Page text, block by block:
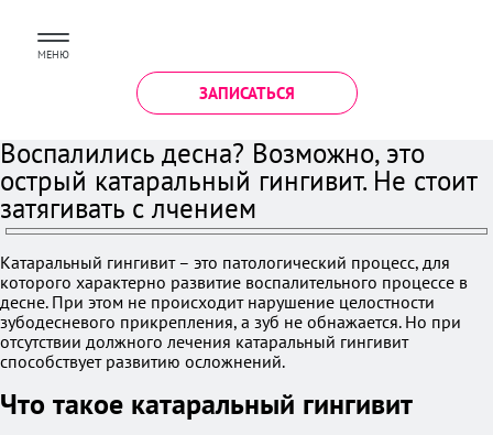
МЕНЮ
ЗАПИСАТЬСЯ
Воспалились десна? Возможно, это
острый катаральный гингивит. Не стоит
затягивать с лчением
Катаральный гингивит – это патологический процесс, для
которого характерно развитие воспалительного процессе в
десне. При этом не происходит нарушение целостности
зубодесневого прикрепления, а зуб не обнажается. Но при
отсутствии должного лечения катаральный гингивит
способствует развитию осложнений.
Что такое катаральный гингивит